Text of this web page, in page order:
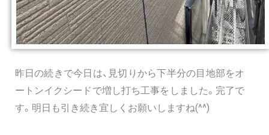
昨日の続きで今日は、見切りから下半分の目地部をオ
ートンイクシードで増し打ち工事をしました。完了で
す。明日も引き続き宜しくお願いしますね(^^)